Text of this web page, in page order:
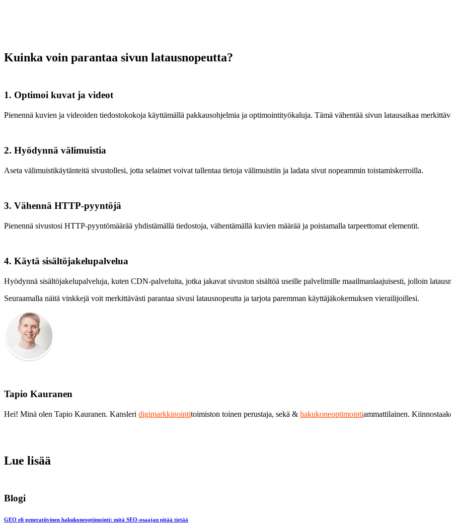
Kuinka voin parantaa sivun latausnopeutta?
1. Optimoi kuvat ja videot
Pienennä kuvien ja videoiden tiedostokokoja käyttämällä pakkausohjelmia ja optimointityökaluja. Tämä vähentää sivun latausaikaa
2. Hyödynnä välimuistia
Aseta välimuistikäytänteitä sivustollesi, jotta selaimet voivat tallentaa tietoja välimuistiin ja ladata sivut nopeammin toistamiskerroilla.
3. Vähennä HTTP-pyyntöjä
Pienennä sivustosi HTTP-pyyntömäärää yhdistämällä tiedostoja, vähentämällä kuvien määrää ja poistamalla tarpeettomat elementit.
4. Käytä sisältöjakelupalvelua
Hyödynnä sisältöjakelupalveluja, kuten CDN-palveluita, jotka jakavat sivuston sisältöä useille palvelimille maailmanlaajuisesti, jolloin
Seuraamalla näitä vinkkejä voit merkittävästi parantaa sivusi latausnopeutta ja tarjota paremman käyttäjäkokemuksen vierailijoillesi.
Tapio Kauranen
Hei! Minä olen Tapio Kauranen. Kansleri digimarkkinointitoimiston toinen perustaja, sekä & hakukoneoptimointiammattilainen.
Lue lisää
Blogi
GEO eli generatiivinen hakukoneoptimointi: mitä SEO-osaajan pitää tietää